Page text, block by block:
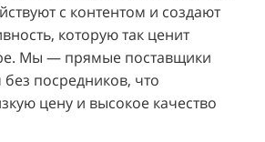
с контентом и создают
которую так ценит
Мы — прямые поставщики
без посредников, что
цену и высокое качество